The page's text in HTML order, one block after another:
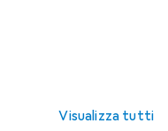
Visualizza tutti